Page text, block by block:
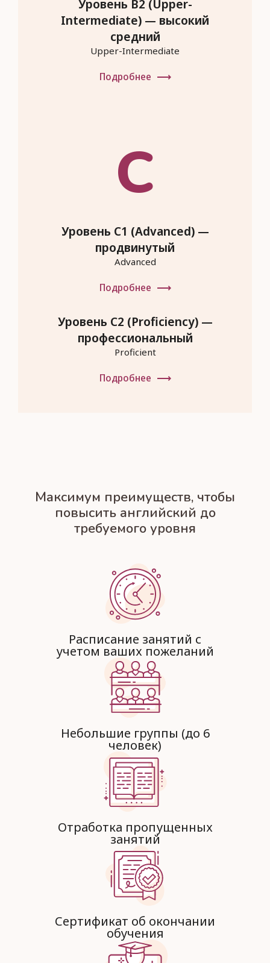
Уровень B2 (Upper-
Intermediate) — высокий
средний
Upper-Intermediate
Подробнее
C
Уровень C1 (Advanced) —
продвинутый
Advanced
Подробнее
Уровень C2 (Proficiency) —
профессиональный
Proficient
Подробнее
Максимум преимуществ, чтобы
повысить английский до
требуемого уровня
Расписание занятий с
учетом ваших пожеланий
Небольшие группы (до 6
человек)
Отработка пропущенных
занятий
Сертификат об окончании
обучения